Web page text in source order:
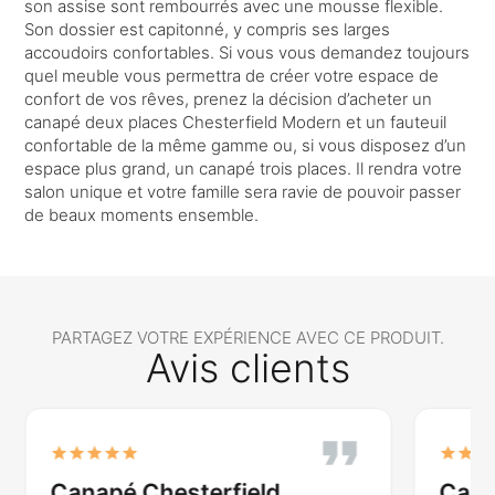
son assise sont rembourrés avec une mousse flexible.
Son dossier est capitonné, y compris ses larges
accoudoirs confortables. Si vous vous demandez toujours
quel meuble vous permettra de créer votre espace de
confort de vos rêves, prenez la décision d’acheter un
canapé deux places Chesterfield Modern et un fauteuil
confortable de la même gamme ou, si vous disposez d’un
espace plus grand, un canapé trois places. Il rendra votre
salon unique et votre famille sera ravie de pouvoir passer
de beaux moments ensemble.
PARTAGEZ VOTRE EXPÉRIENCE AVEC CE PRODUIT.
Avis clients